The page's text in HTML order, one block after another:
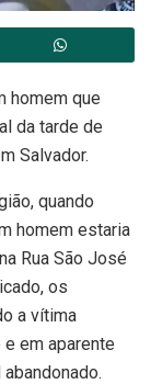
homem que
da tarde de
Salvador.
quando
homem estaria
Rua São José
os
a vítima
em aparente